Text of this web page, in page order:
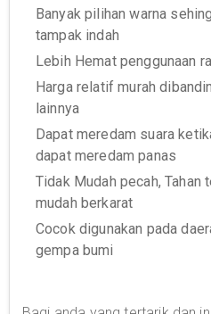
Banyak pilihan warna
tampak indah
Lebih Hemat penggunaan
Harga relatif murah
lainnya
Dapat meredam suara
dapat meredam panas
Tidak Mudah pecah, Tahan
mudah berkarat
Cocok digunakan pada
gempa bumi